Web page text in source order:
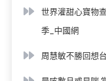
世界灌甜心寶物
季_中國網
周慧敏不勝回想